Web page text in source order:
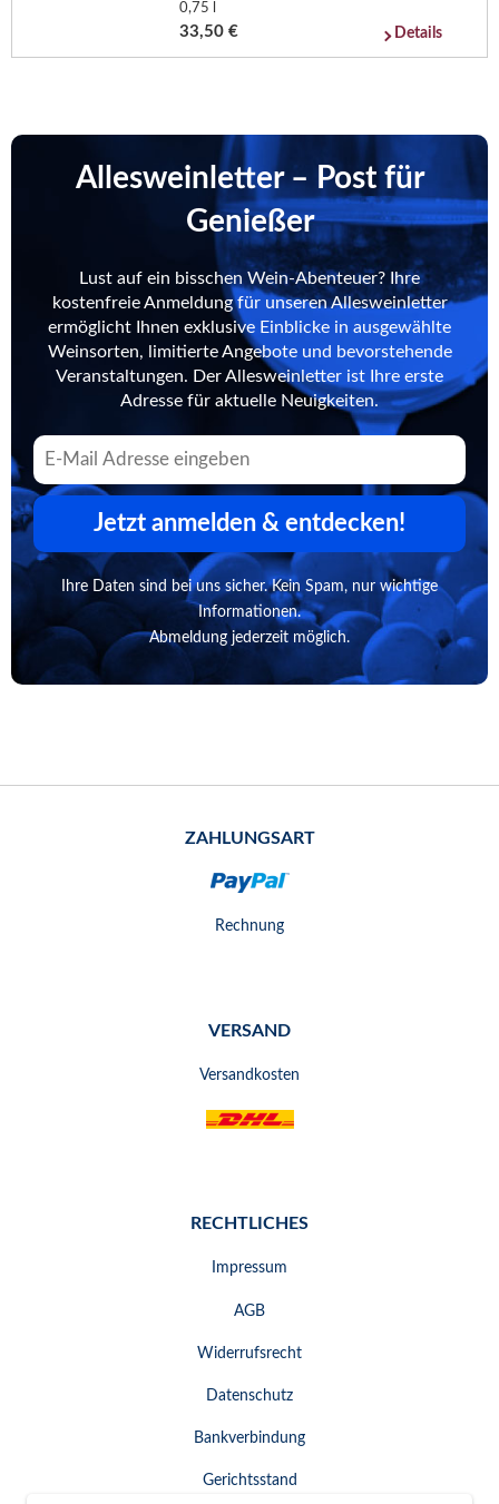
0,75 l
33,50 € Details
Allesweinletter – Post für
Genießer
Lust auf ein bisschen Wein-Abenteuer? Ihre
kostenfreie Anmeldung für unseren Allesweinletter
ermöglicht Ihnen exklusive Einblicke in ausgewählte
Weinsorten, limitierte Angebote und bevorstehende
Veranstaltungen. Der Allesweinletter ist Ihre erste
Adresse für aktuelle Neuigkeiten.
Jetzt anmelden & entdecken!
Ihre Daten sind bei uns sicher. Kein Spam, nur wichtige
Informationen.
Abmeldung jederzeit möglich.
ZAHLUNGSART
Rechnung
VERSAND
Versandkosten
RECHTLICHES
Impressum
AGB
Widerrufsrecht
Datenschutz
Bankverbindung
Gerichtsstand